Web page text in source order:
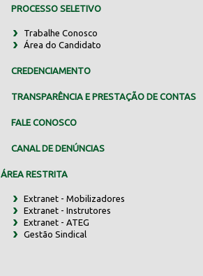
PROCESSO SELETIVO
Trabalhe Conosco
Área do Candidato
CREDENCIAMENTO
TRANSPARÊNCIA E PRESTAÇÃO DE CONTAS
FALE CONOSCO
CANAL DE DENÚNCIAS
ÁREA RESTRITA
Extranet - Mobilizadores
Extranet - Instrutores
Extranet - ATEG
Gestão Sindical